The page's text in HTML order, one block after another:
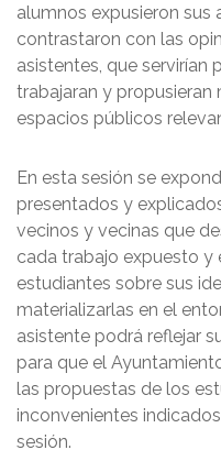
alumnos expusieron sus
contrastaron con las
asistentes, que servirían
trabajaran y propusieran
espacios públicos
En esta sesión se
presentados y
vecinos y vecinas que
cada trabajo expuesto
estudiantes sobre sus
materializarlas en el
asistente podrá reflejar
para que el
las propuestas de los
inconvenientes
sesión.